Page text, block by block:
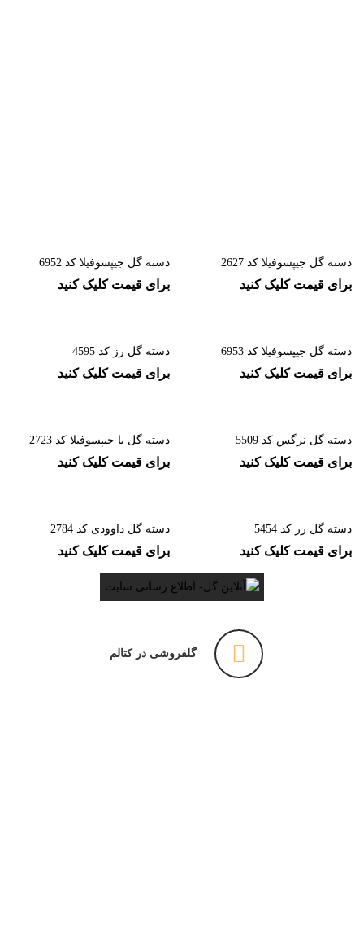
دسته گل جیپسوفیلا کد 2627
برای قیمت کلیک کنید
دسته گل جیپسوفیلا کد 6952
برای قیمت کلیک کنید
دسته گل جیپسوفیلا کد 6953
برای قیمت کلیک کنید
دسته گل رز کد 4595
برای قیمت کلیک کنید
دسته گل نرگس کد 5509
برای قیمت کلیک کنید
دسته گل با جیپسوفیلا کد 2723
برای قیمت کلیک کنید
دسته گل رز کد 5454
برای قیمت کلیک کنید
دسته گل داوودی کد 2784
برای قیمت کلیک کنید
گلفروشی در کتالم